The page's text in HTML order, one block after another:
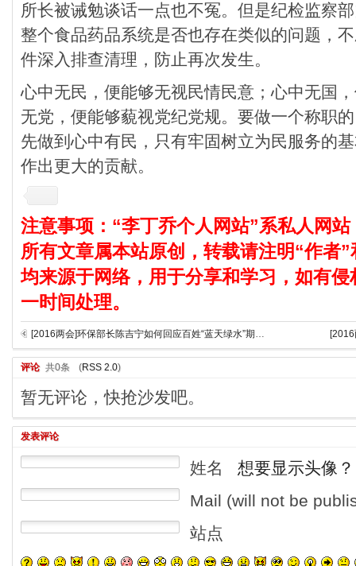
所长被诫勉谈话一点也不冤。但是纪检监察
整个食品药品系统是否也存在类似的问题，
件深入排查清理，防止再次发生。
心中无民，便能够无视民情民意；心中无国
无党，便能够藐视党纪党规。要做一个称职
先做到心中有民，只有牢固树立为民服务的
作出更大的贡献。
注意事项：“李丁乔个人网站”系私人网
所有文章属本站原创，转载请注明“作者
均来源于网络，用于分享和学习，如有
一时间处理。
[2016
评论 共0条 (RSS 2.0)
暂无评论，快抢沙发吧。
发表评论
姓名
想要显示头像？
Mail (will not be
站点